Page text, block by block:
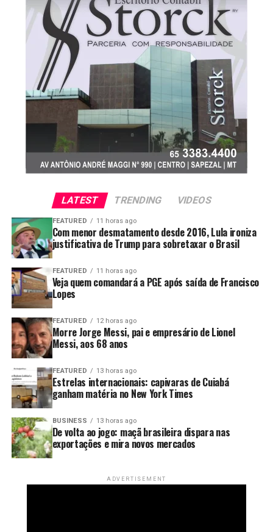
LATEST TRENDING VIDEOS
FEATURED 11 horas ago
Com menor desmatamento desde 2016, Lula ironiza
justificativa de Trump para sobretaxar o Brasil
FEATURED 11 horas ago
Veja quem comandará a PGE após saída de Francisco
Lopes
FEATURED 12 horas ago
Morre Jorge Messi, pai e empresário de Lionel
Messi, aos 68 anos
FEATURED 13 horas ago
Estrelas internacionais: capivaras de Cuiabá
ganham matéria no New York Times
BUSINESS 13 horas ago
De volta ao jogo: maçã brasileira dispara nas
exportações e mira novos mercados
ADVERTISEMENT